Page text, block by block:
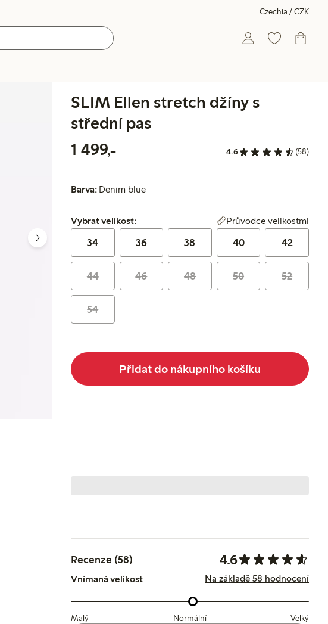
Czechia / CZK
SLIM Ellen stretch džíny s
střední pas
1 499,-
4.6 (58)
Barva: Denim blue
Vybrat velikost:
Vybrat velikost: Průvodce velikostmi
34 36 38 40 42
44 46 48 50 52
54
Přidat do nákupního košíku
Recenze (58) 4.6
Vnímaná velikost Na základě 58 hodnocení
Malý Normální Velký